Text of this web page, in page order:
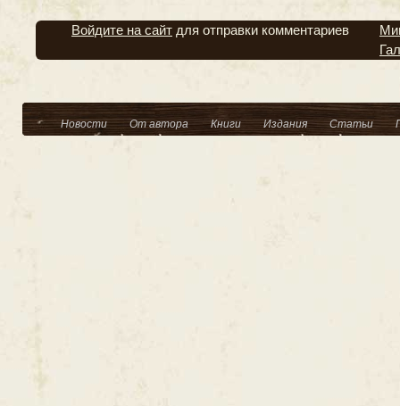
Войдите на сайт для отправки комментариев
Новости От автора Книги Издания Статьи